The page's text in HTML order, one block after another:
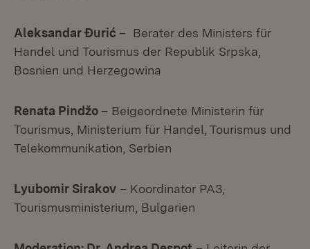
Aleksandar Ðurić – Berater des Ministers für
Handel und Tourismus der Republik Srpska,
Bosnien und Herzegowina
Renata Pindžo – Beigeordnete Ministerin für
Tourismus, Ministerium für Handel, Tourismus und
Telekommunikation, Serbien
Lyubomir Sirakov – Koordinator PA3,
Tourismusministerium, Bulgarien